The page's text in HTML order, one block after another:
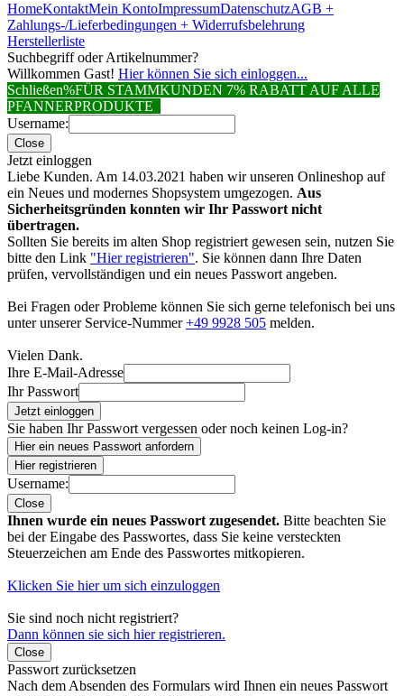
HomeKontaktMein KontoImpressumDatenschutzAGB +
Zahlungs-/Lieferbedingungen + Widerrufsbelehrung
Herstellerliste
Suchbegriff oder Artikelnummer?
Willkommen Gast! Hier können Sie sich einloggen...
Schließen%FÜR STAMMKUNDEN 7% RABATT AUF ALLE
PFANNERPRODUKTE
Username:
Close
Jetzt einloggen
Liebe Kunden. Am 14.03.2021 haben wir unseren Onlineshop auf
ein Neues und modernes Shopsystem umgezogen. Aus
Sicherheitsgründen konnten wir Ihr Passwort nicht
übertragen.
Sollten Sie bereits im alten Shop registriert gewesen sein, nutzen Sie
bitte den Link "Hier registrieren". Sie können dann Ihre Daten
prüfen, vervollständigen und ein neues Passwort angeben.
Bei Fragen oder Probleme können Sie sich gerne telefonisch bei uns
unter unserer Service-Nummer+49 9928 505 melden.
Vielen Dank.
Ihre E-Mail-Adresse
Ihr Passwort
Jetzt einloggen
Sie haben Ihr Passwort vergessen oder noch keinen Log-in?
Hier ein neues Passwort anfordern
Hier registrieren
Username:
Close
Ihnen wurde ein neues Passwort zugesendet. Bitte beachten Sie
bei der Eingabe des Passwortes, dass Sie keine versteckten
Steuerzeichen am Ende des Passwortes mitkopieren.
Klicken Sie hier um sich einzuloggen
Sie sind noch nicht registriert?
Dann können sie sich hier registrieren.
Close
Passwort zurücksetzen
Nach dem Absenden des Formulars wird Ihnen ein neues Passwort